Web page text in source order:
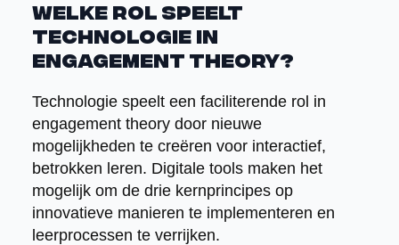
Welke rol speelt
technologie in
engagement theory?
Technologie speelt een faciliterende rol in
engagement theory door nieuwe
mogelijkheden te creëren voor interactief,
betrokken leren. Digitale tools maken het
mogelijk om de drie kernprincipes op
innovatieve manieren te implementeren en
leerprocessen te verrijken.